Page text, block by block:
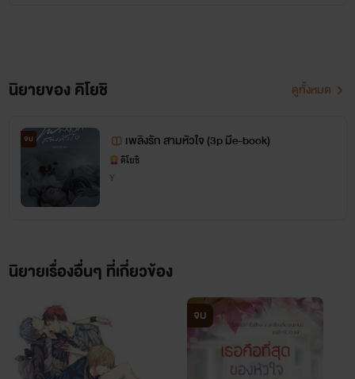
ยิบโซ
วัย 22 ปี สาวสวยชาวอิตาลี คู่หมั้นของเอเธนส์
นิยายของ คิโยชิ ดูทั้งหมด
จบ เพลิงรัก สามหัวใจ (3p มีe-book)
คิโยชิ
Y
นิยายเรื่องอื่นๆ ที่เกี่ยวข้อง
จบ